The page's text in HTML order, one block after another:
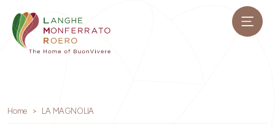
Home LA MAGNOLIA